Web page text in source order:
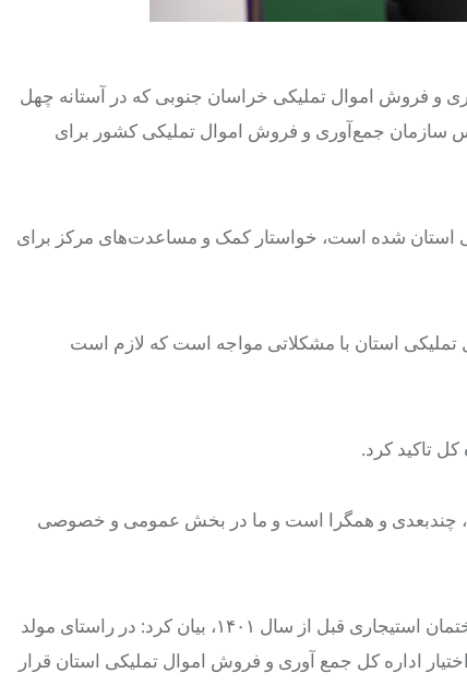
و فروش اموال تملیکی خراسان جنوبی که در آستانه چهل
سازمان جمع‌آوری و فروش اموال تملیکی کشور برای
استان شده است، خواستار کمک و مساعدت‌های مرکز برای
تملیکی استان با مشکلاتی مواجه است که لازم است
تاکید کرد.
چندبعدی و همگرا است و ما در بخش عمومی و خصوصی
وی همچنین با اشاره به استقرار اداره کل جمع‌آوری و فروش اموال تملیکی در ساختمان استیجاری قبل از سال ۱۴۰۱، بیان کرد: در راستای مولد
اداره کل جمع آوری و فروش اموال تملیکی استان قرار